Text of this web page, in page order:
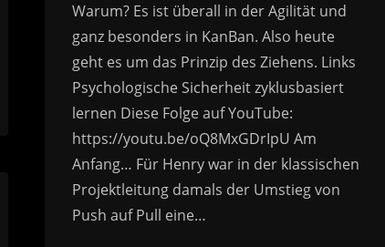
Warum? Es ist überall in der Agilität und
ganz besonders in KanBan. Also heute
geht es um das Prinzip des Ziehens. Links
Psychologische Sicherheit zyklusbasiert
lernen Diese Folge auf YouTube:
https://youtu.be/oQ8MxGDrIpU Am
Anfang… Für Henry war in der klassischen
Projektleitung damals der Umstieg von
Push auf Pull eine…